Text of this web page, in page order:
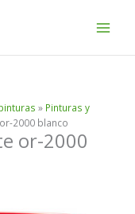
» Pinturas y
2000 blanco
or-2000